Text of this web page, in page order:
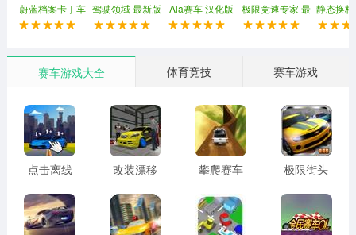
都有一个很深入的代入感。
使用漂移能够更快的过弯。
3、但是要小心不要发生碰撞，一旦发生碰撞多多少少会减
慢你赛车的一点速度的。
游戏点评：
1、各种帅气的跑车等你来选择，还可以自由的去改变你赛
车的外观。
蔚蓝档案卡丁车
联机版
驾驶领域 最新版
本
Ala赛车 汉化版
极限竞速专家 最
新版
静态换
文
赛车游戏大全 体育竞技 赛车游戏
点击离线
(Car
Clicker)
改装漂移
攀爬赛车
极限街头
戏